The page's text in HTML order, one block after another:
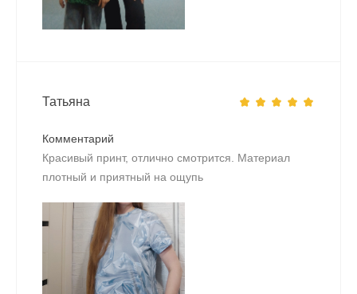
Татьяна
Комментарий
Красивый принт, отлично смотрится. Материал
плотный и приятный на ощупь